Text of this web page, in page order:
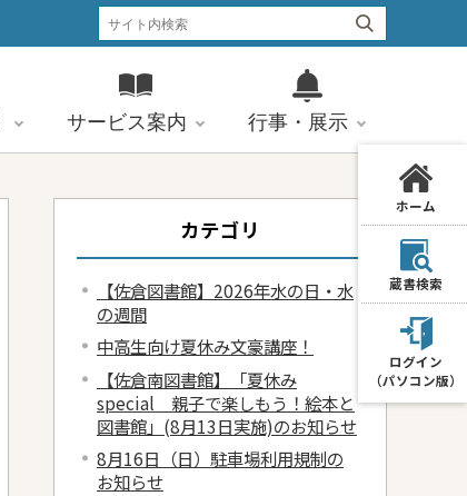
サービス案内 行事・展示
カテゴリ
【佐倉図書館】2026年水の日・水
の週間
中高生向け夏休み文豪講座！
【佐倉南図書館】「夏休み
special 親子で楽しもう！絵本と
図書館」(8月13日実施)のお知らせ
8月16日（日）駐車場利用規制の
お知らせ
ホーム
蔵書検索
ログイン
（パソコン版）